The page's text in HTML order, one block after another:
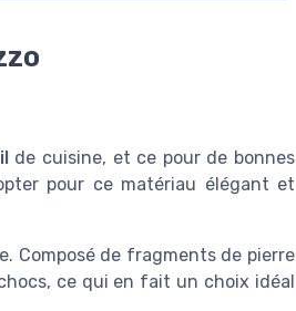
de cuisine, et ce pour de bonnes
pour ce matériau élégant et
Composé de fragments de pierre
ce qui en fait un choix idéal